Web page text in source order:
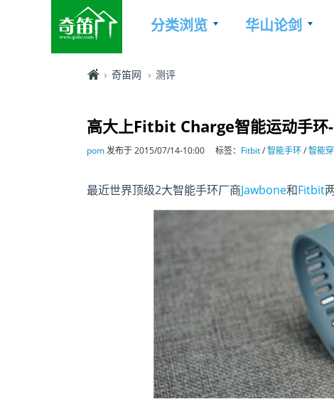
分类浏览 华山论剑
奇笛网 测评
高大上Fitbit Charge智能运动手环
pom发布于 2015/07/14-10:00 标签： Fitbit/智能手环/智能
最近世界顶级2大智能手环厂商Jawbone和Fitbit